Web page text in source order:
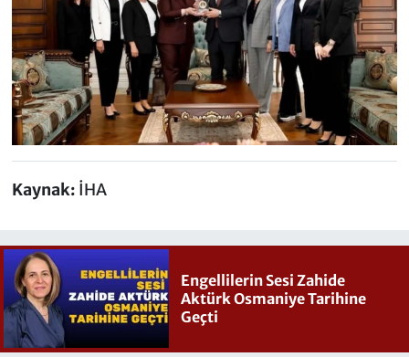
Kaynak: İHA
Engellilerin Sesi Zahide
Aktürk Osmaniye Tarihine
Geçti